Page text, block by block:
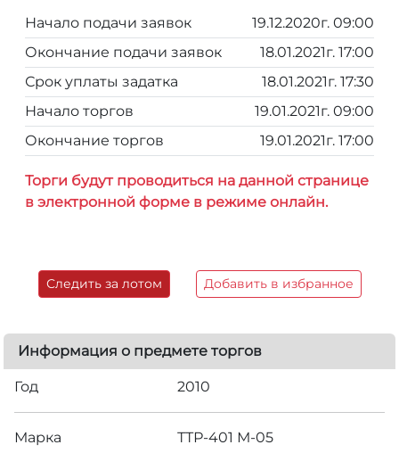
Начало подачи заявок
19.12.2020г. 09:00
Окончание подачи заявок
18.01.2021г. 17:00
Срок уплаты задатка
18.01.2021г. 17:30
Начало торгов
19.01.2021г. 09:00
Окончание торгов
19.01.2021г. 17:00
Торги будут проводиться на данной странице
в электронной форме в режиме онлайн.
Следить за лотом Добавить в избранное
Информация о предмете торгов
Год 2010
Марка ТТР-401 М-05